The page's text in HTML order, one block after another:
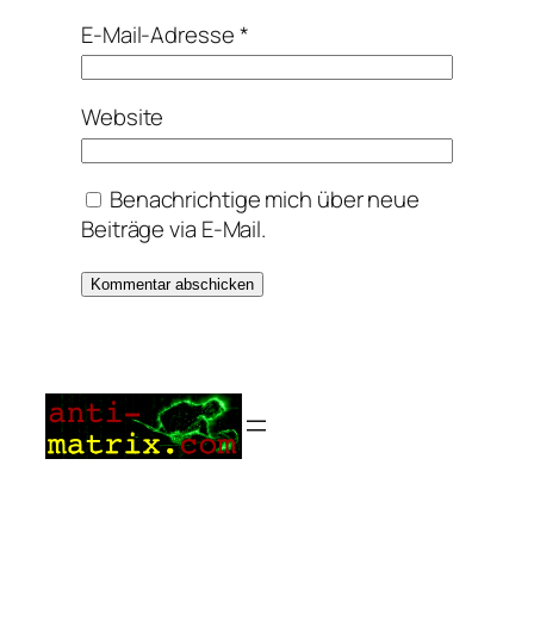
E-Mail-Adresse*
Website
Benachrichtige mich über neue
Beiträge via E-Mail.